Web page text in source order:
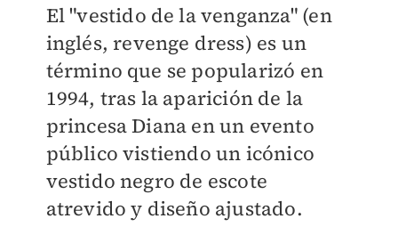
El "vestido de la venganza" (en
inglés, revenge dress) es un
término que se popularizó en
1994, tras la aparición de la
princesa Diana en un evento
público vistiendo un icónico
vestido negro de escote
atrevido y diseño ajustado.